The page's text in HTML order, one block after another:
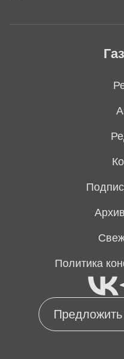
Предложить
Политика